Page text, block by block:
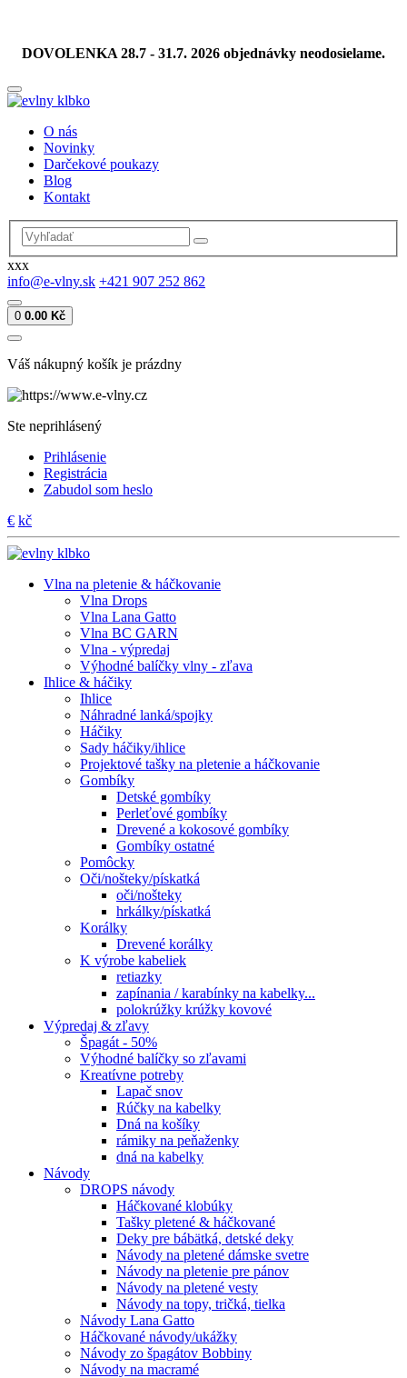
DOVOLENKA 28.7 - 31.7. 2026 objednávky neodosielame.
O nás
Novinky
Darčekové poukazy
Blog
Kontakt
xxx
info@e-vlny.sk +421 907 252 862
0 0.00 Kč
Váš nákupný košík je prázdny
Ste neprihlásený
Prihlásenie
Registrácia
Zabudol som heslo
€ kč
Vlna na pletenie & háčkovanie
Vlna Drops
Vlna Lana Gatto
Vlna BC GARN
Vlna - výpredaj
Výhodné balíčky vlny - zľava
Ihlice & háčiky
Ihlice
Náhradné lanká/spojky
Háčiky
Sady háčiky/ihlice
Projektové tašky na pletenie a háčkovanie
Gombíky
Detské gombíky
Perleťové gombíky
Drevené a kokosové gombíky
Gombíky ostatné
Pomôcky
Oči/nošteky/pískatká
oči/nošteky
hrkálky/pískatká
Korálky
Drevené korálky
K výrobe kabeliek
retiazky
zapínania / karabínky na kabelky...
polokrúžky krúžky kovové
Výpredaj & zľavy
Špagát - 50%
Výhodné balíčky so zľavami
Kreatívne potreby
Lapač snov
Rúčky na kabelky
Dná na košíky
rámiky na peňaženky
dná na kabelky
Návody
DROPS návody
Háčkované klobúky
Tašky pletené & háčkované
Deky pre bábätká, detské deky
Návody na pletené dámske svetre
Návody na pletenie pre pánov
Návody na pletené vesty
Návody na topy, tričká, tielka
Návody Lana Gatto
Háčkované návody/ukážky
Návody zo špagátov Bobbiny
Návody na macramé